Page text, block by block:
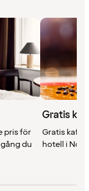
pris för
du
Gratis
Gratis kaffe
hotell i